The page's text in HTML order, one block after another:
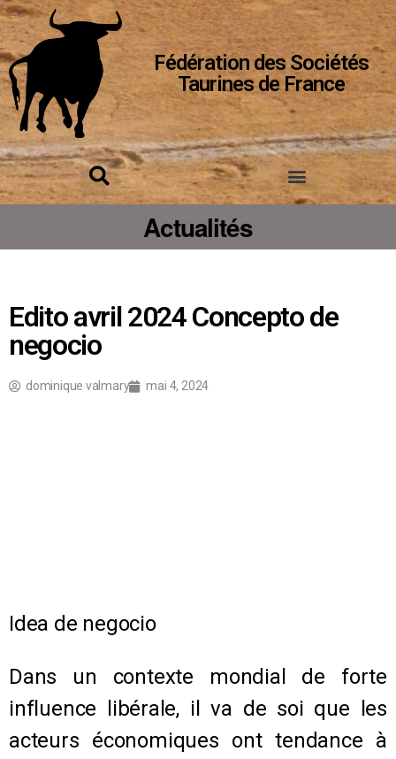
Fédération des Sociétés
Taurines de France
Actualités
Edito avril 2024 Concepto de
negocio
dominique valmary mai 4, 2024
Idea de negocio
Dans un contexte mondial de forte
influence libérale, il va de soi que les
acteurs économiques ont tendance à